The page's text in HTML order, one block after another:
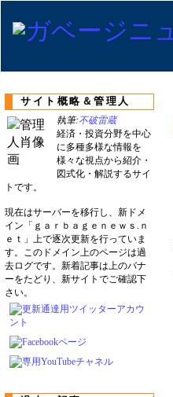
サイト概略＆管理人
執筆:不破雷蔵
経済・投資分野を中心
に多種多様な情報を
様々な視点から紹介・
図式化・解説するサイ
トです。
現在はサーバーを移行し、新ドメ
イン「ｇａｒｂａｇｅｎｅｗｓ.ｎ
ｅｔ」上で逐次更新を行っていま
す。このドメイン上のページは過
去ログです。新着記事は上のバナ
ーをたどり、新サイトでご確認下
さい。